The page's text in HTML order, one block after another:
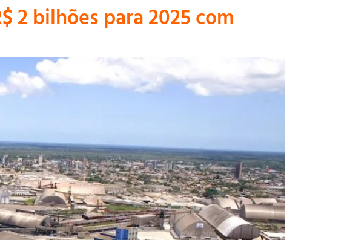
2 bilhões para 2025 com